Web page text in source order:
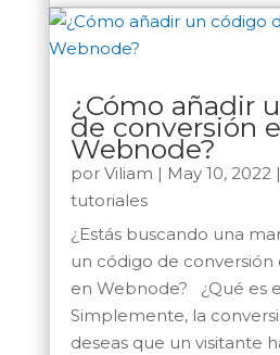
¿Cómo añadir
de conversión
Webnode?
por Viliam | May 10, 2022|
tutoriales
¿Estás buscando una
un código de conversión
en Webnode? ¿Qué es
Simplemente, la
deseas que un visitante